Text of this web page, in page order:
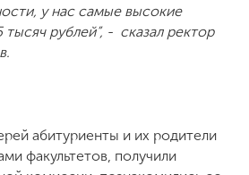
у нас самые высокие
рублей”, - сказал ректор
абитуриенты и их родители
факультетов, получили